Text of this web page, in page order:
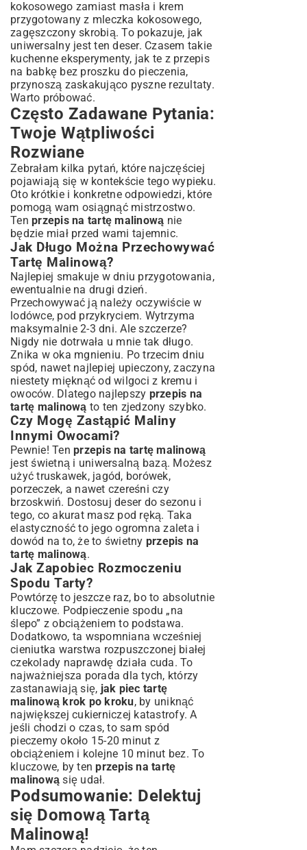
kokosowego zamiast masła i krem
przygotowany z mleczka kokosowego,
zagęszczony skrobią. To pokazuje, jak
uniwersalny jest ten deser. Czasem takie
kuchenne eksperymenty, jak te z przepis
na babkę bez proszku do pieczenia,
przynoszą zaskakująco pyszne rezultaty.
Warto próbować.
Często Zadawane Pytania:
Twoje Wątpliwości
Rozwiane
Zebrałam kilka pytań, które najczęściej
pojawiają się w kontekście tego wypieku.
Oto krótkie i konkretne odpowiedzi, które
pomogą wam osiągnąć mistrzostwo.
Ten przepis na tartę malinową nie
będzie miał przed wami tajemnic.
Jak Długo Można Przechowywać
Tartę Malinową?
Najlepiej smakuje w dniu przygotowania,
ewentualnie na drugi dzień.
Przechowywać ją należy oczywiście w
lodówce, pod przykryciem. Wytrzyma
maksymalnie 2-3 dni. Ale szczerze?
Nigdy nie dotrwała u mnie tak długo.
Znika w oka mgnieniu. Po trzecim dniu
spód, nawet najlepiej upieczony, zaczyna
niestety mięknąć od wilgoci z kremu i
owoców. Dlatego najlepszy przepis na
tartę malinową to ten zjedzony szybko.
Czy Mogę Zastąpić Maliny
Innymi Owocami?
Pewnie! Ten przepis na tartę malinową
jest świetną i uniwersalną bazą. Możesz
użyć truskawek, jagód, borówek,
porzeczek, a nawet czereśni czy
brzoskwiń. Dostosuj deser do sezonu i
tego, co akurat masz pod ręką. Taka
elastyczność to jego ogromna zaleta i
dowód na to, że to świetny przepis na
tartę malinową.
Jak Zapobiec Rozmoczeniu
Spodu Tarty?
Powtórzę to jeszcze raz, bo to absolutnie
kluczowe. Podpieczenie spodu „na
ślepo” z obciążeniem to podstawa.
Dodatkowo, ta wspomniana wcześniej
cieniutka warstwa rozpuszczonej białej
czekolady naprawdę działa cuda. To
najważniejsza porada dla tych, którzy
zastanawiają się, jak piec tartę
malinową krok po kroku, by uniknąć
największej cukierniczej katastrofy. A
jeśli chodzi o czas, to sam spód
pieczemy około 15-20 minut z
obciążeniem i kolejne 10 minut bez. To
kluczowe, by tenprzepis na tartę
malinową się udał.
Podsumowanie: Delektuj
się Domową Tartą
Malinową!